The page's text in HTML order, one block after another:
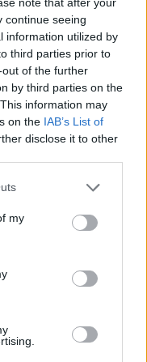
continue seeing
information utilized by
third parties prior to
of the further
by third parties on the
information may
on the IAB’s List of
disclose it to other
one or more Google
You may click to
third-party tags to
in below Google
my